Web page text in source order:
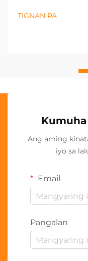
TIGNAN PA
Ang aming
iyo sa
Email
Pangalan